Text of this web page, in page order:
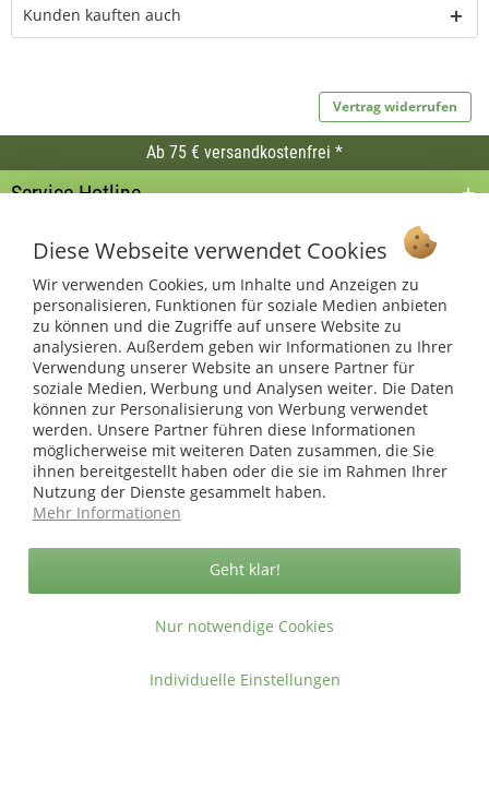
Kunden kauften auch
Vertrag widerrufen
Ab 75 € versandkostenfrei *
Service Hotline
Shop Service
Informationen
* bei Paketversand. Alle Preise inkl. gesetzl. Mehrwertsteuer zzgl.
Versandkosten.
Copyright © afp marketing gmbh - Alle Rechte vorbehalten
Sicher zahlen in unserem Onlineshop
Diese Webseite verwendet Cookies
Wir verwenden Cookies, um Inhalte und Anzeigen zu
personalisieren, Funktionen für soziale Medien anbieten
zu können und die Zugriffe auf unsere Website zu
analysieren. Außerdem geben wir Informationen zu Ihrer
Verwendung unserer Website an unsere Partner für
soziale Medien, Werbung und Analysen weiter. Die Daten
können zur Personalisierung von Werbung verwendet
werden. Unsere Partner führen diese Informationen
möglicherweise mit weiteren Daten zusammen, die Sie
ihnen bereitgestellt haben oder die sie im Rahmen Ihrer
Nutzung der Dienste gesammelt haben.
Mehr Informationen
Nur notwendige Cookies
Geht klar!
Individuelle Einstellungen